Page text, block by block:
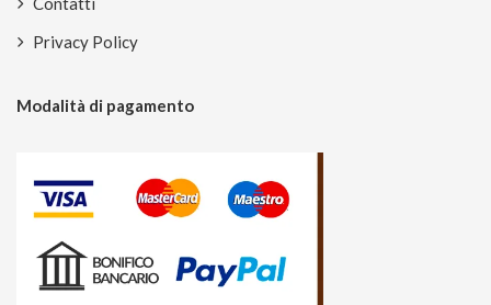
Privacy Policy
Modalità di pagamento